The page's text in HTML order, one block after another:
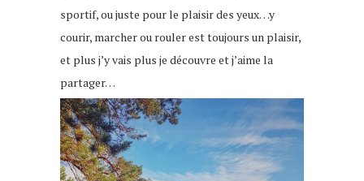
sportif, ou juste pour le plaisir des yeux…y
courir, marcher ou rouler est toujours un plaisir,
et plus j’y vais plus je découvre et j’aime la
partager…